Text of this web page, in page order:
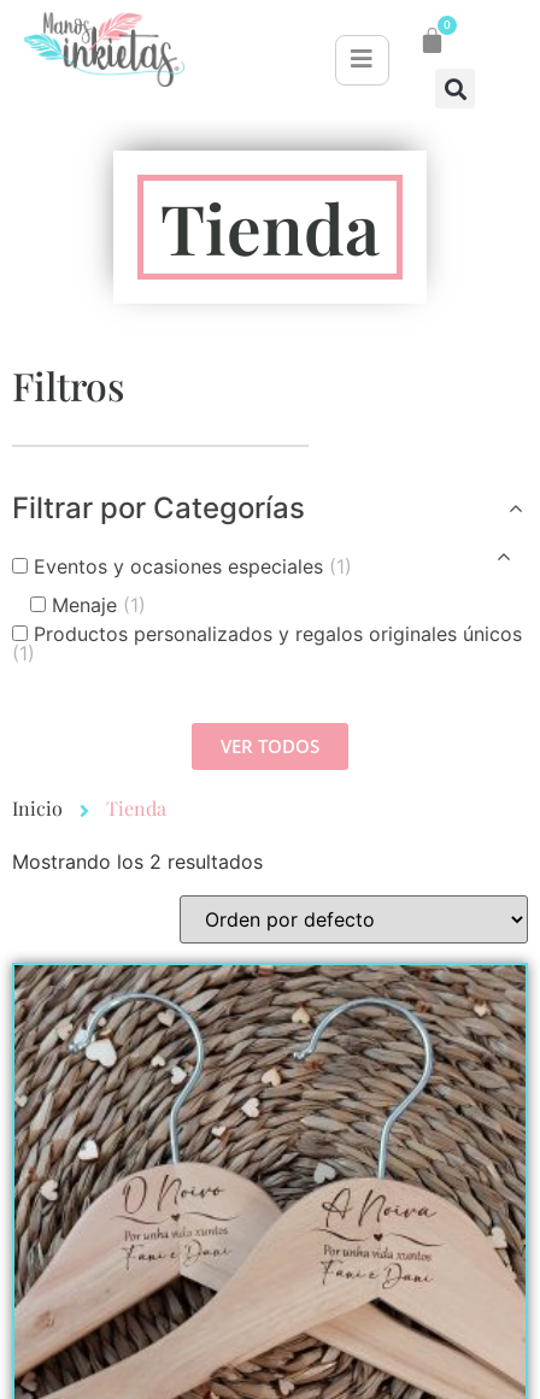
0
Tienda
Inicio Tienda
Mostrando los 2 resultados
Filtros
Filtrar por Categorías
Eventos y ocasiones especiales (1)
Menaje (1)
Productos personalizados y regalos originales únicos
(1)
VER TODOS